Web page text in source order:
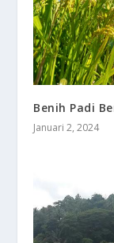
Benih Padi
Januari 2, 2024